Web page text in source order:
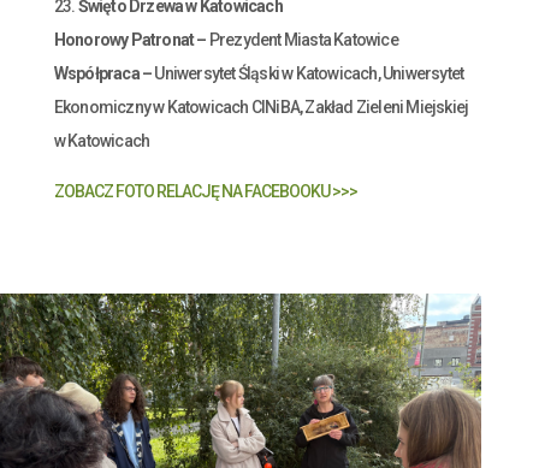
23. Święto Drzewa w Katowicach
Honorowy Patronat– Prezydent Miasta Katowice
Współpraca–Uniwersytet Śląski w Katowicach, Uniwersytet
Ekonomiczny w Katowicach CINiBA, Zakład Zieleni Miejskiej
w Katowicach
ZOBACZ FOTO RELACJĘ NA FACEBOOKU >>>